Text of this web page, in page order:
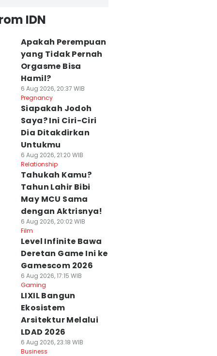
IDN
Apakah Perempuan
yang Tidak Pernah
Orgasme Bisa
Hamil?
6 Aug 2026, 20:37 WIB
Pregnancy
Siapakah Jodoh
Saya? Ini Ciri-Ciri
Dia Ditakdirkan
Untukmu
6 Aug 2026, 21:20 WIB
Relationship
Tahukah Kamu?
Tahun Lahir Bibi
May MCU Sama
dengan Aktrisnya!
6 Aug 2026, 20:02 WIB
Film
Level Infinite Bawa
Deretan Game Ini ke
Gamescom 2026
6 Aug 2026, 17:15 WIB
Gaming
LIXIL Bangun
Ekosistem
Arsitektur Melalui
LDAD 2026
6 Aug 2026, 23:18 WIB
Business